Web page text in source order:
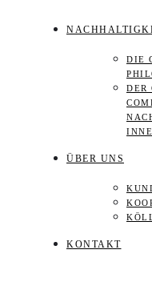
DIE
DER
ÜBER UNS
KONTAKT